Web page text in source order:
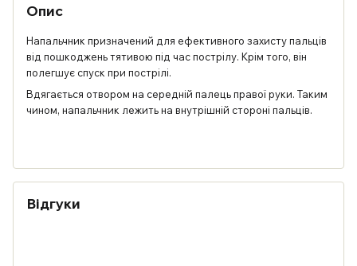
Опис
Напальчник призначений для ефективного захисту пальців
від пошкоджень тятивою під час пострілу. Крім того, він
полегшує спуск при пострілі.
Вдягається отвором на середній палець правої руки. Таким
чином, напальчник лежить на внутрішній стороні пальців.
Відгуки